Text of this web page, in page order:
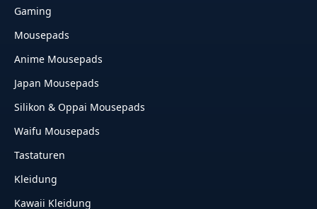
Gaming
Mousepads
Anime Mousepads
Japan Mousepads
Silikon & Oppai Mousepads
Waifu Mousepads
Tastaturen
Kleidung
Kawaii Kleidung